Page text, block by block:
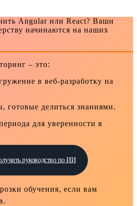
Angular или React? Ваши
начинаются на наших
– это:
в веб-разработку на
делиться знаниями.
для уверенности в
руководство по ИИ
обучения, если вам